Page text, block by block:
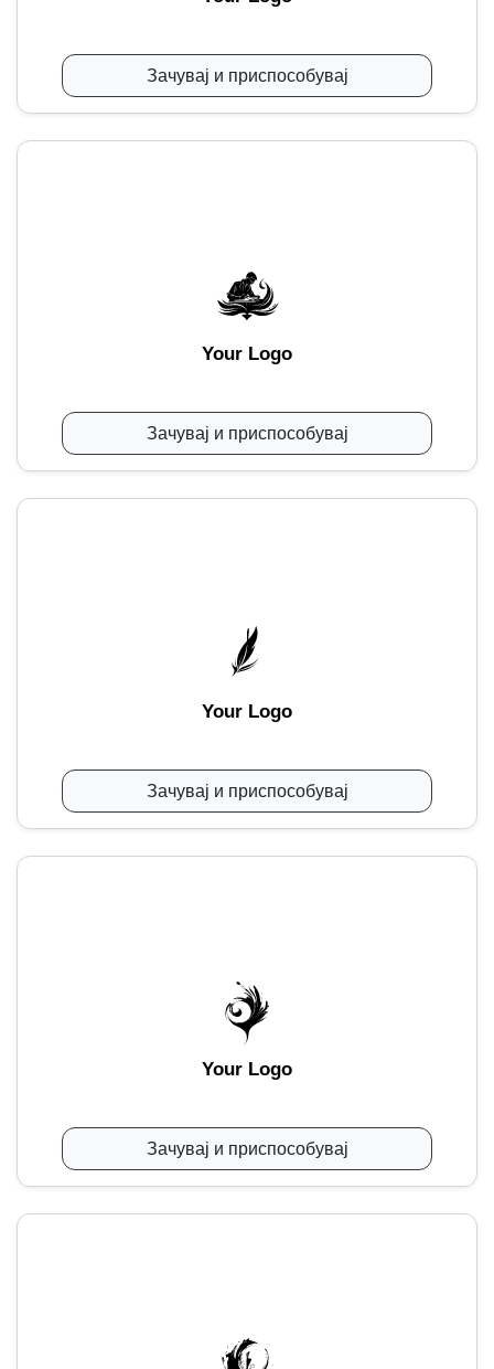
Зачувај и приспособувај
Your Logo
Зачувај и приспособувај
Your Logo
Зачувај и приспособувај
Your Logo
Зачувај и приспособувај